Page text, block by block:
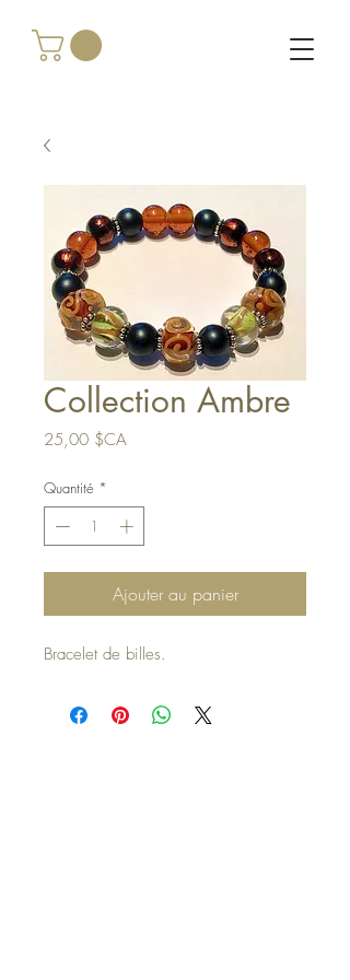
Collection Ambre
25,00 $CAPrix
Quantité *
Ajouter au panier
Bracelet de billes.